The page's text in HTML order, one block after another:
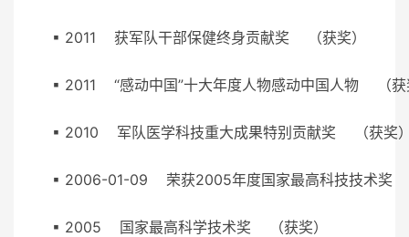
▪ 2011 获军队干部保健终身贡献奖 （获奖）
▪ 2011 “感动中国”十大年度人物感动中国人物
▪ 2010 军队医学科技重大成果特别贡献奖 （获
▪ 2006-01-09 荣获2005年度国家最高科技技术
▪ 2005 国家最高科学技术奖 （获奖）